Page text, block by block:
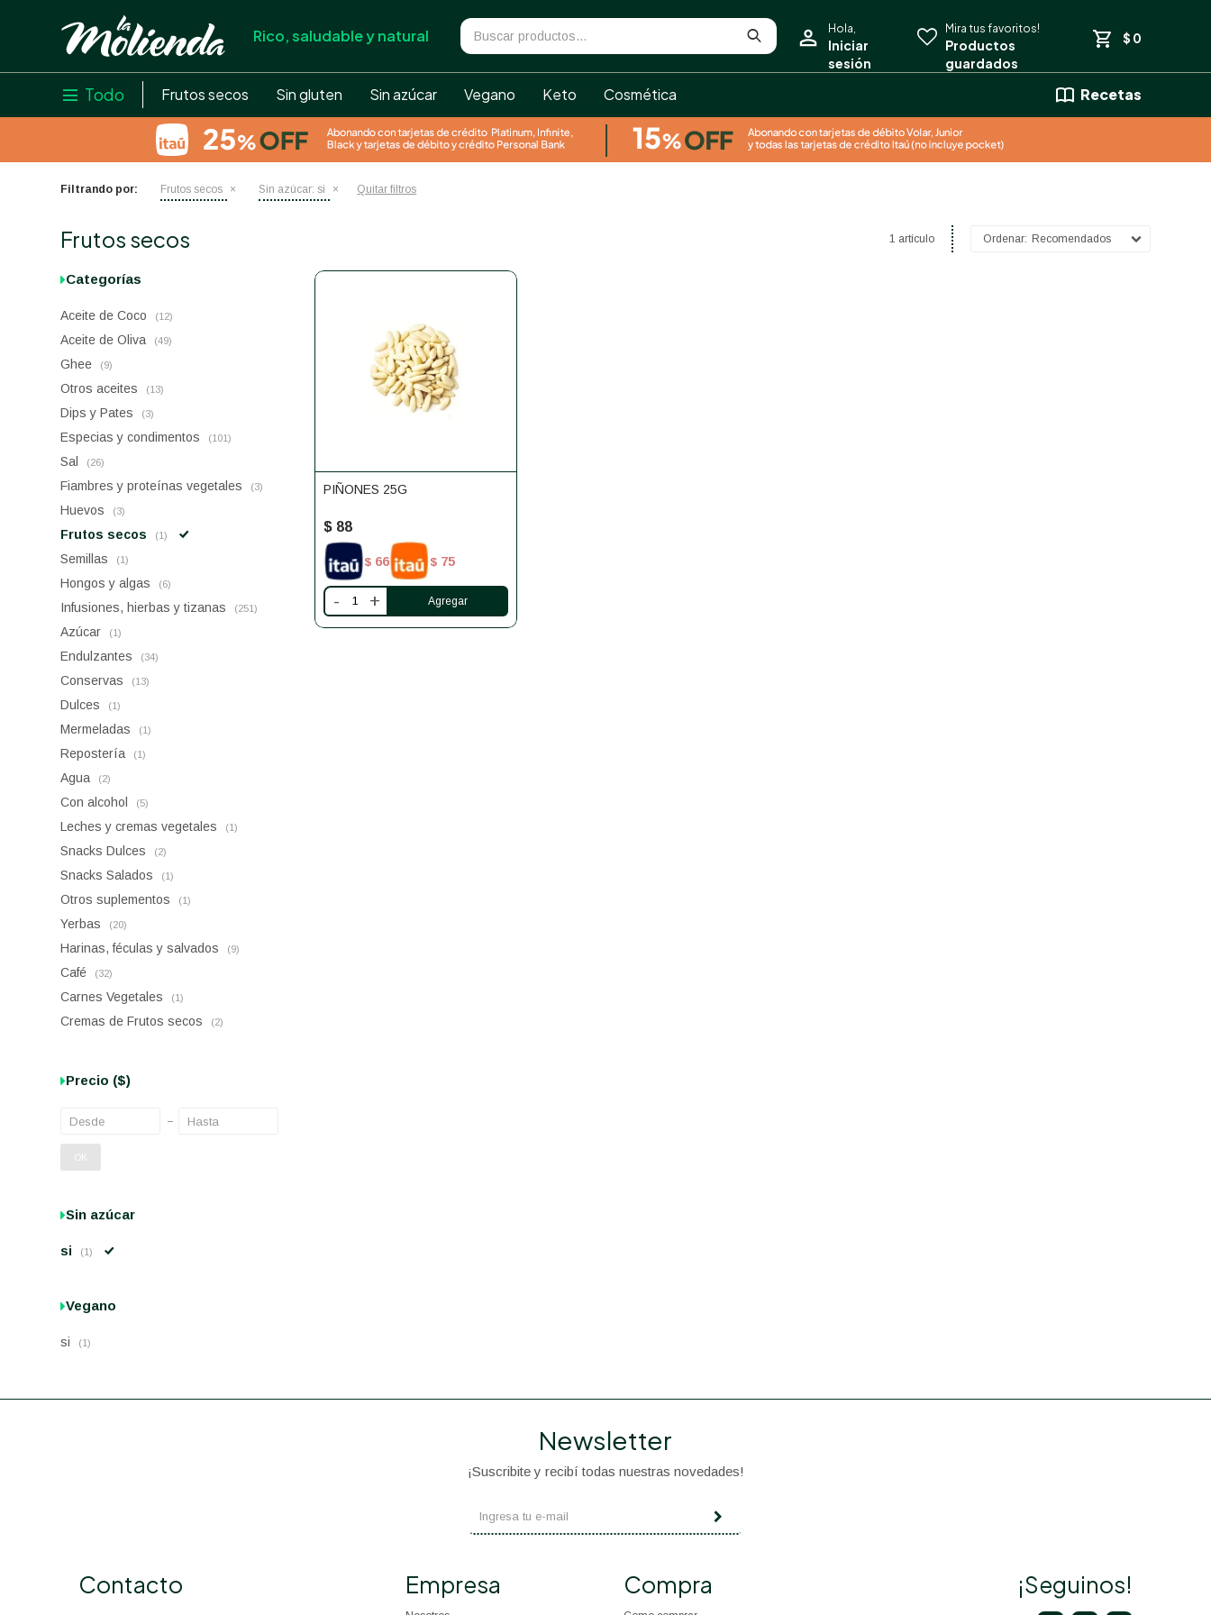
Rico, saludable y natural
 Todo Frutos secos Sin gluten Sin azúcar Vegano Keto Cosmética Recetas
$ 0
Filtrando por: Frutos secos Sin azúcar: si Quitar filtros
1 artículo Recomendados
PIÑONES 25G
$ 88
$ 66 $ 75
- +
Frutos secos
Categorías
Aceite de Coco (12)
Aceite de Oliva (49)
Ghee (9)
Otros aceites (13)
Dips y Pates (3)
Especias y condimentos (101)
Sal (26)
Fiambres y proteínas vegetales (3)
Huevos (3)
Frutos secos (1)
Semillas (1)
Hongos y algas (6)
Infusiones, hierbas y tizanas (251)
Azúcar (1)
Endulzantes (34)
Conservas (13)
Dulces (1)
Mermeladas (1)
Repostería (1)
Agua (2)
Con alcohol (5)
Leches y cremas vegetales (1)
Snacks Dulces (2)
Snacks Salados (1)
Otros suplementos (1)
Yerbas (20)
Harinas, féculas y salvados (9)
Café (32)
Carnes Vegetales (1)
Cremas de Frutos secos (2)
Precio ($)
OK
Sin azúcar
si (1)
Vegano
si (1)
Contacto Empresa Compra
Newsletter
¡Suscribite y recibí todas nuestras novedades!
¡Seguinos!
close
store
local_shipping
credit_card
help